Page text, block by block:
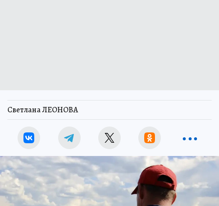
Светлана ЛЕОНОВА